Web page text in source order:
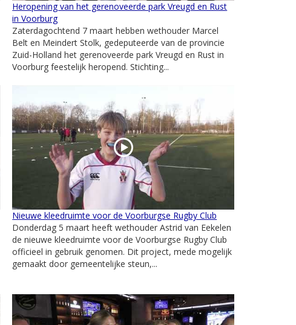
Heropening van het gerenoveerde park Vreugd en Rust
in Voorburg
Zaterdagochtend 7 maart hebben wethouder Marcel
Belt en Meindert Stolk, gedeputeerde van de provincie
Zuid-Holland het gerenoveerde park Vreugd en Rust in
Voorburg feestelijk heropend. Stichting...
Nieuwe kleedruimte voor de Voorburgse Rugby Club
Donderdag 5 maart heeft wethouder Astrid van Eekelen
de nieuwe kleedruimte voor de Voorburgse Rugby Club
officieel in gebruik genomen. Dit project, mede mogelijk
gemaakt door gemeentelijke steun,...